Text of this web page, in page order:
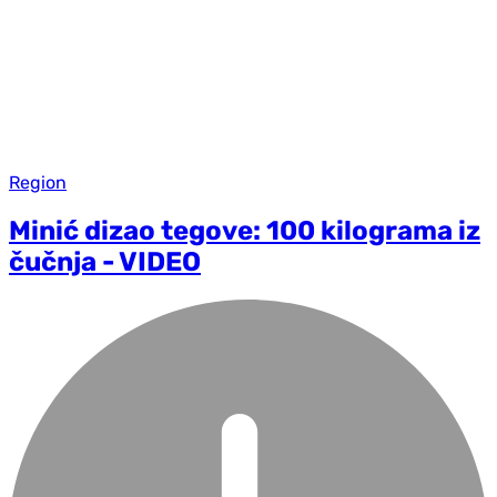
Region
Minić dizao tegove: 100 kilograma iz
čučnja - VIDEO